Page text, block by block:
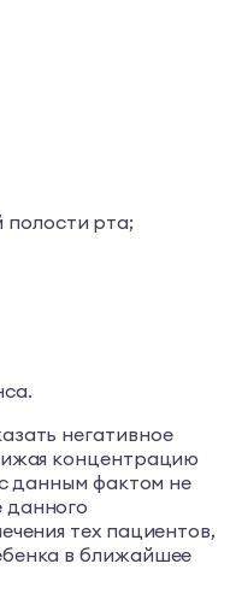
полости рта;
негативное
концентрацию
данным фактом не
данного
тех пациентов,
в ближайшее